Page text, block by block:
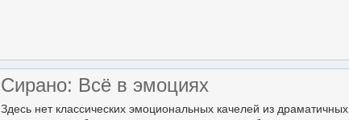
Сирано: Всё в эмоциях
Здесь нет классических эмоциональных качелей из драматичных